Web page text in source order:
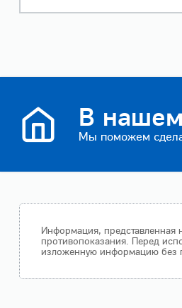
В нашем
Мы поможем
Информация, представленная
противопоказания. Перед
изложенную информацию без